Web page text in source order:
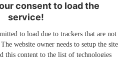
consent to load the
service!
to load due to trackers that are not
website owner needs to setup the site
this content to the list of technologies